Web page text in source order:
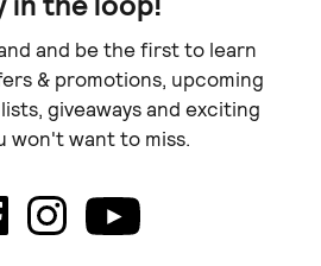
and be the first to learn
& promotions, upcoming
giveaways and exciting
won't want to miss.